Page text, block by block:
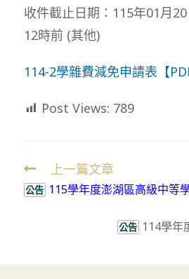
收件截止日期：115年01月
12時前 (其他)
114-2學雜費減免申請表【
Post Views: 789
Read
more
上一篇文章
公告 115學年度澎湖區高級中等
公告 114學年